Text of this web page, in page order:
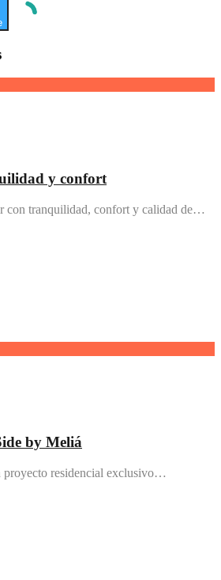
y confort
con tranquilidad, confort y calidad de…
by Meliá
proyecto residencial exclusivo…